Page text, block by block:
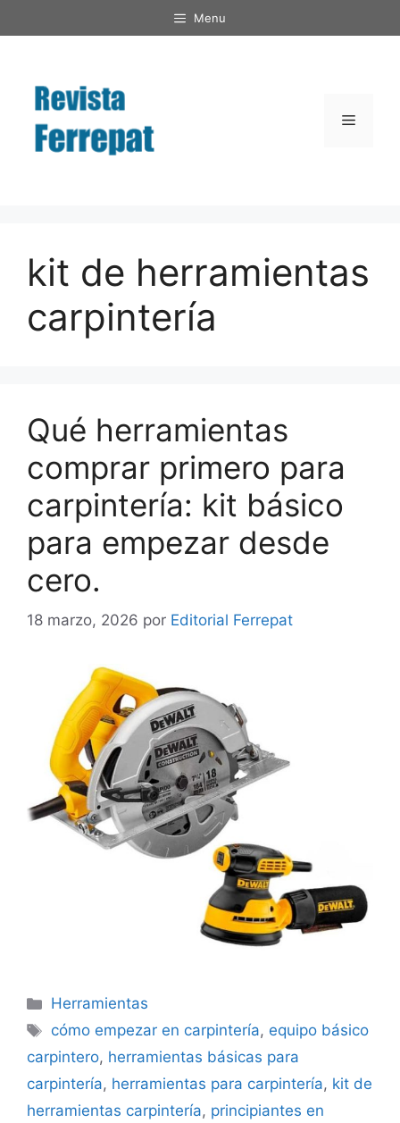
al
Menu
Menú
kit de herramientas
carpintería
Qué herramientas
comprar primero para
carpintería: kit básico
para empezar desde
cero.
18 marzo, 2026 por Editorial Ferrepat
Categorías
Herramientas
Etiquetas
cómo empezar en carpintería, equipo básico
carpintero, herramientas básicas para
carpintería, herramientas para carpintería, kit de
herramientas carpintería, principiantes en